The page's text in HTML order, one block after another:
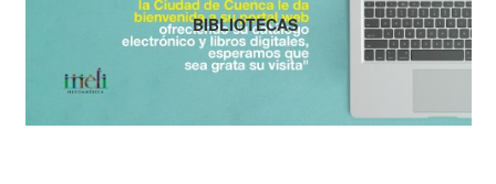
BIBLIOTECAS